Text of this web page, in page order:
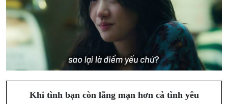
Khi tình bạn còn lãng mạn hơn cả tình yêu